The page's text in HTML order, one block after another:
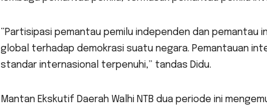
“Partisipasi pemantau pemilu independen dan pemantau
global terhadap demokrasi suatu negara. Pemantauan
standar internasional terpenuhi,” tandas Didu.
Mantan Ekskutif Daerah Walhi NTB dua periode ini